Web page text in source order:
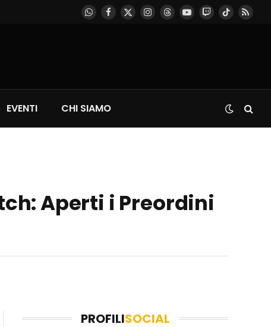
WhatsApp
Facebook
X
Instagram
ThreadsYouTube
TwitchTikTok
RSS
EVENTI CHI SIAMO
Aperti i Preordini
PROFILISOCIAL